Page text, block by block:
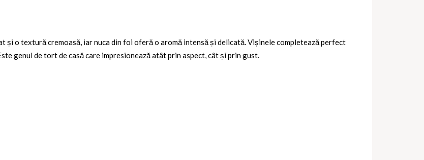
o textură cremoasă, iar nuca din foi oferă o aromă intensă și delicată. Vișinele completează perfect
genul de tort de casă care impresionează atât prin aspect, cât și prin gust.